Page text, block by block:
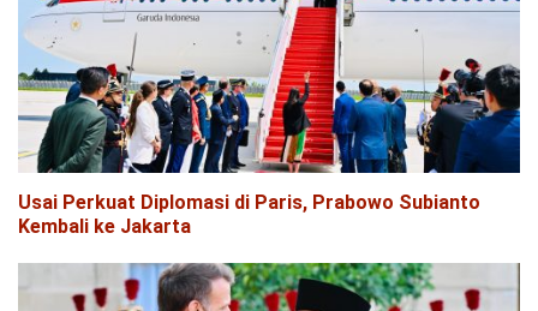
Usai Perkuat Diplomasi di Paris, Prabowo Subianto
Kembali ke Jakarta